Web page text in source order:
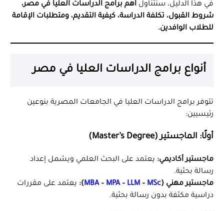
في هذا الدليل، سنتناول أهم برامج الدراسات العليا في مصر،
شروط القبول، تكلفة الدراسة، كيفية التقديم، ومتطلبات الإقامة
للطلاب الوافدين.
أنواع برامج الدراسات العليا في مصر
تتوفر برامج الدراسات العليا في الجامعات المصرية بنوعين
رئيسيين:
أولًا: الماجستير (Master’s Degree)
ماجستير أكاديمي: يعتمد على البحث العلمي ويشمل إعداد
رسالة بحثية.
ماجستير مهني (
MBA– MPA – LLM – MSc
): يعتمد على مقررات
دراسية مكثفة بدون رسالة بحثية.